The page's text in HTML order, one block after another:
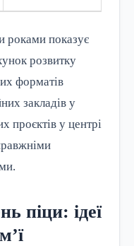
роками показує
розвитку
форматів
закладів у
проєктів у центрі
піци: ідеї